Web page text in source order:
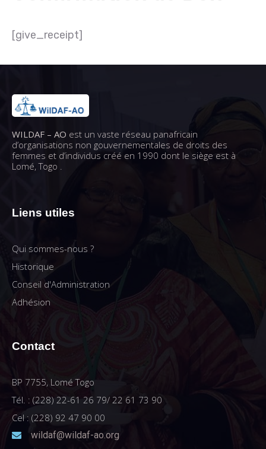
[give_receipt]
WILDAF – AO est un vaste réseau panafricain
d’organisations non gouvernementales de droits des
femmes et d’individus créé en 1990 dont le siège est à
Lomé, Togo .
Liens utiles
Qui sommes-nous ?
Historique
Conseil d'Administration
Adhésion
Contact
BP 7755, Lomé Togo
Tél. : (228) 22-61 26 79/ 22 61 73 90
Cel : (228) 92 47 90 00
wildaf@wildaf-ao.org